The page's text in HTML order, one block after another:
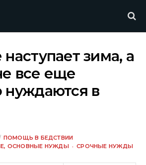
зима, а
все еще
нуждаются в
ПОМОЩЬ В БЕДСТВИИ
ОСНОВНЫЕ НУЖДЫ
СРОЧНЫЕ НУЖДЫ